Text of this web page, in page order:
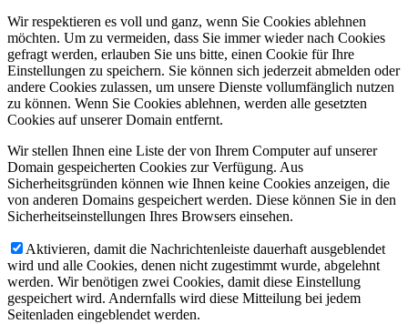
Wir respektieren es voll und ganz, wenn Sie Cookies ablehnen
möchten. Um zu vermeiden, dass Sie immer wieder nach Cookies
gefragt werden, erlauben Sie uns bitte, einen Cookie für Ihre
Einstellungen zu speichern. Sie können sich jederzeit abmelden oder
andere Cookies zulassen, um unsere Dienste vollumfänglich nutzen
zu können. Wenn Sie Cookies ablehnen, werden alle gesetzten
Cookies auf unserer Domain entfernt.
Wir stellen Ihnen eine Liste der von Ihrem Computer auf unserer
Domain gespeicherten Cookies zur Verfügung. Aus
Sicherheitsgründen können wie Ihnen keine Cookies anzeigen, die
von anderen Domains gespeichert werden. Diese können Sie in den
Sicherheitseinstellungen Ihres Browsers einsehen.
Aktivieren, damit die Nachrichtenleiste dauerhaft ausgeblendet
wird und alle Cookies, denen nicht zugestimmt wurde, abgelehnt
werden. Wir benötigen zwei Cookies, damit diese Einstellung
gespeichert wird. Andernfalls wird diese Mitteilung bei jedem
Seitenladen eingeblendet werden.